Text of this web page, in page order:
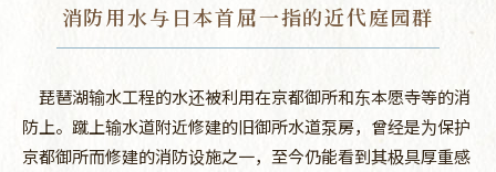
消防用水与日本首屈一指的近代庭园群
琵琶湖输水工程的水还被利用在京都御所和东本愿寺等的消
防上。蹴上输水道附近修建的旧御所水道泵房，曾经是为保护
京都御所而修建的消防设施之一，至今仍能看到其极具厚重感